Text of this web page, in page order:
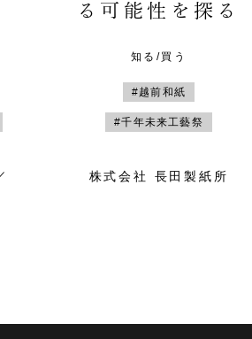
る可能性を探る
知る/買う
#越前和紙
#千年未来工藝祭
株式会社 長田製紙所